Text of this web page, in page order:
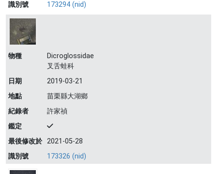
識別號
173294 (nid)
物種
Dicroglossidae
叉舌蛙科
日期
2019-03-21
地點
苗栗縣大湖鄉
紀錄者
許家禎
鑑定
最後修改於 2021-05-28
識別號
173326 (nid)